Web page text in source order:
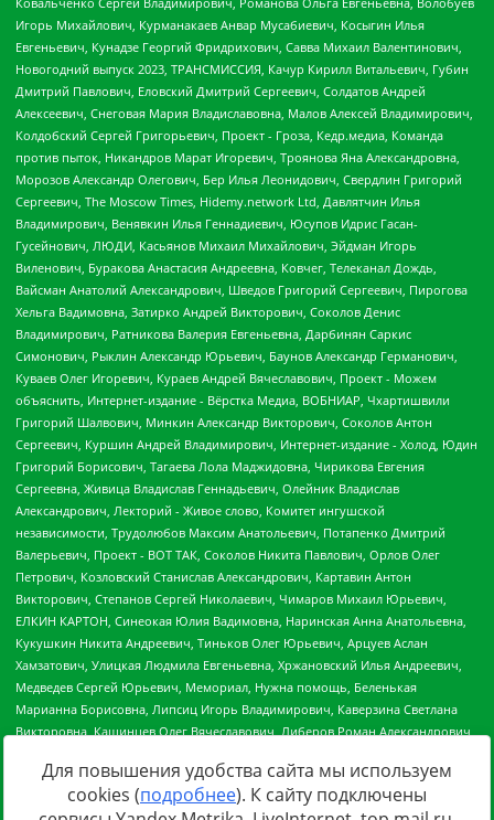
Для повышения удобства сайта мы используем
cookies (подробнее). К сайту подключены